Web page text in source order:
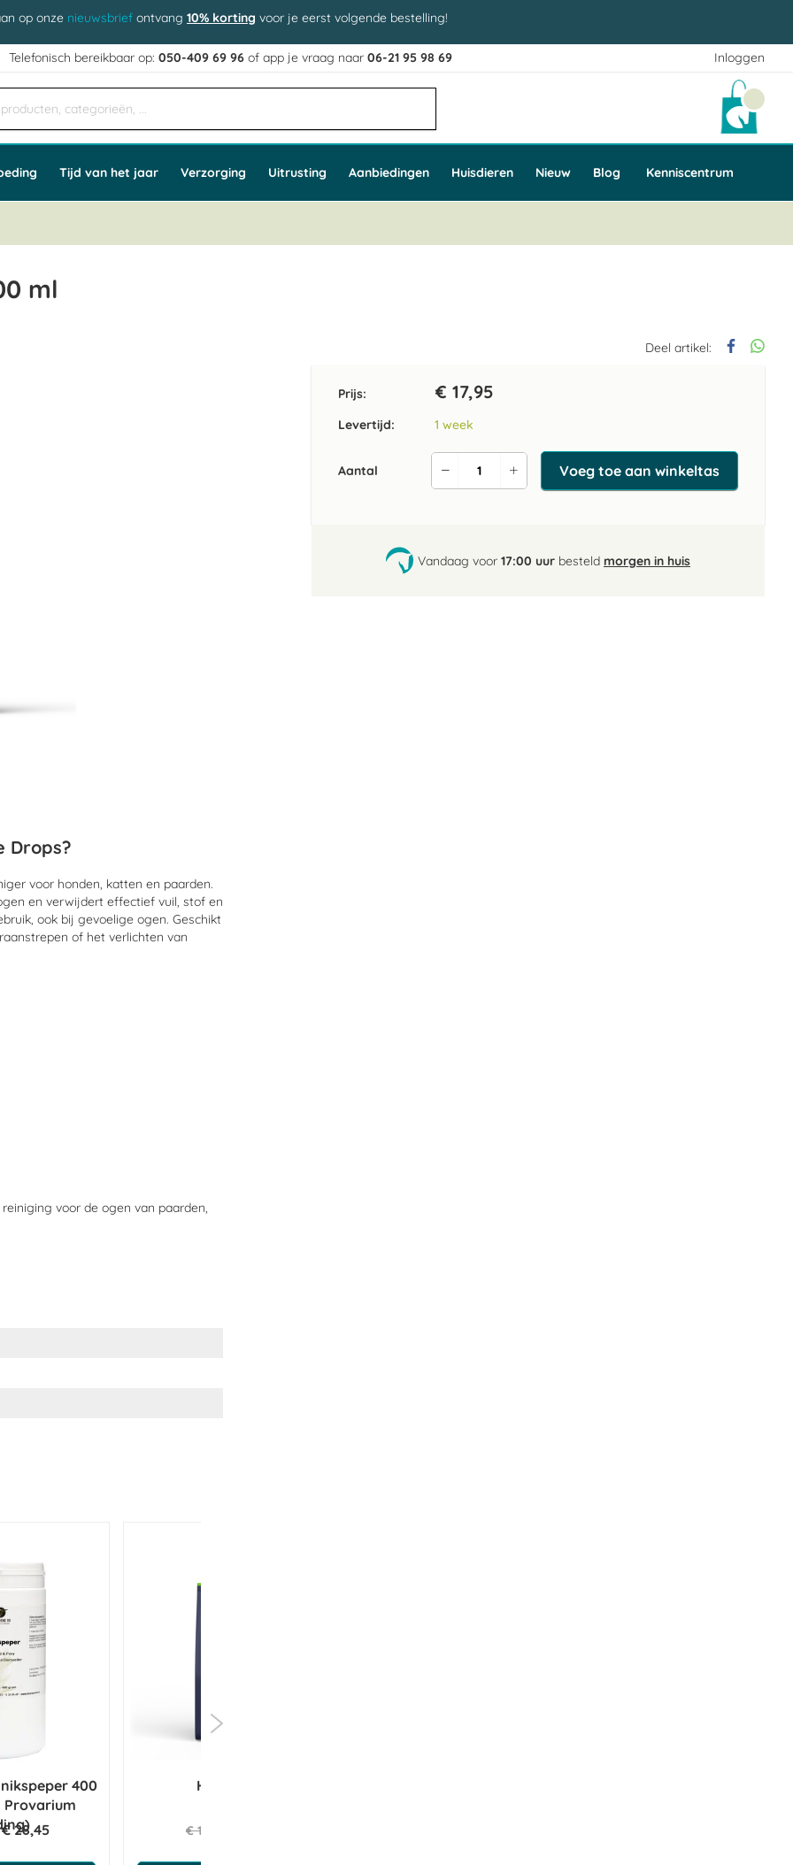
op onze nieuwsbrief ontvang 10% korting voor je eerst volgende bestelling!
Inloggen
Telefonisch bereikbaar op:050-409 69 96 of app je vraag naar06-21 95 98 69
Tijd van het jaar Verzorging Uitrusting Aanbiedingen Huisdieren Nieuw Blog Kenniscentrum
ml
Deel artikel:
Prijs: € 17,95
Levertijd: 1 week
Aantal
Verhoog
de
Verlaag
de
Voeg toe aan winkeltas
Vandaag voor 17:00 uur besteld morgen in huis
Drops?
voor honden, katten en paarden.
en verwijdert effectief vuil, stof en
ook bij gevoelige ogen. Geschikt
of het verlichten van
Drops?
bijvoorbeeld bij:
te voorkomen.
voor de ogen van paarden,
400
Provarium
€ 28,45
Herballs N°.
€ 17,95